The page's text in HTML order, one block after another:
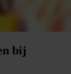
bij